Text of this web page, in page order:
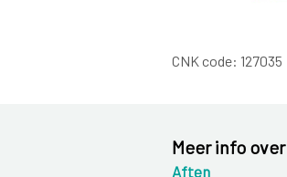
CNK code: 127035
Meer info over
Aften